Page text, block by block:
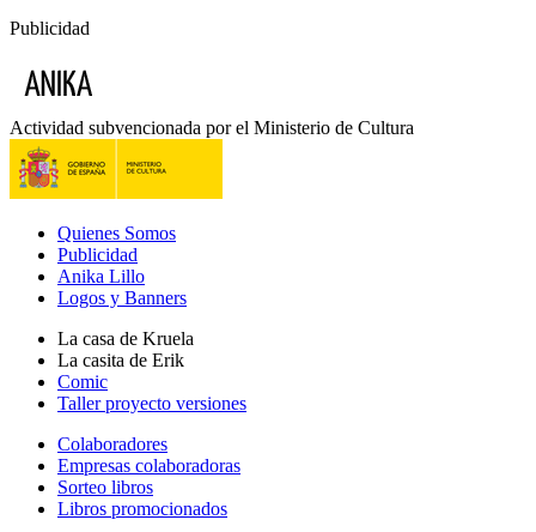
Publicidad
Actividad subvencionada por el Ministerio de Cultura
Quienes Somos
Publicidad
Anika Lillo
Logos y Banners
La casa de Kruela
La casita de Erik
Comic
Taller proyecto versiones
Colaboradores
Empresas colaboradoras
Sorteo libros
Libros promocionados